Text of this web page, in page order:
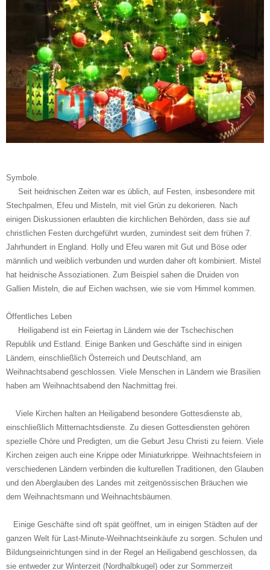
Symbole.
Seit heidnischen Zeiten war es üblich, auf Festen, insbesondere mit
Stechpalmen, Efeu und Misteln, mit viel Grün zu dekorieren. Nach
einigen Diskussionen erlaubten die kirchlichen Behörden, dass sie auf
christlichen Festen durchgeführt wurden, zumindest seit dem frühen 7.
Jahrhundert in England. Holly und Efeu waren mit Gut und Böse oder
männlich und weiblich verbunden und wurden daher oft kombiniert. Mistel
hat heidnische Assoziationen. Zum Beispiel sahen die Druiden von
Gallien Misteln, die auf Eichen wachsen, wie sie vom Himmel kommen.
Öffentliches Leben
Heiligabend ist ein Feiertag in Ländern wie der Tschechischen
Republik und Estland. Einige Banken und Geschäfte sind in einigen
Ländern, einschließlich Österreich und Deutschland, am
Weihnachtsabend geschlossen. Viele Menschen in Ländern wie Brasilien
haben am Weihnachtsabend den Nachmittag frei.
Viele Kirchen halten an Heiligabend besondere Gottesdienste ab,
einschließlich Mitternachtsdienste. Zu diesen Gottesdiensten gehören
spezielle Chöre und Predigten, um die Geburt Jesu Christi zu feiern. Viele
Kirchen zeigen auch eine Krippe oder Miniaturkrippe. Weihnachtsfeiern in
verschiedenen Ländern verbinden die kulturellen Traditionen, den Glauben
und den Aberglauben des Landes mit zeitgenössischen Bräuchen wie
dem Weihnachtsmann und Weihnachtsbäumen.
Einige Geschäfte sind oft spät geöffnet, um in einigen Städten auf der
ganzen Welt für Last-Minute-Weihnachtseinkäufe zu sorgen. Schulen und
Bildungseinrichtungen sind in der Regel an Heiligabend geschlossen, da
sie entweder zur Winterzeit (Nordhalbkugel) oder zur Sommerzeit